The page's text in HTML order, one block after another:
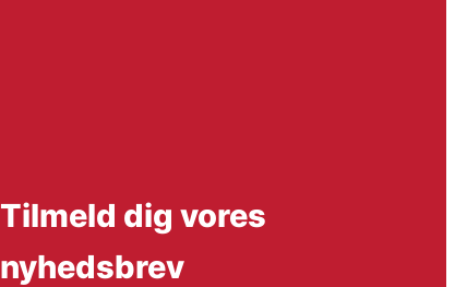
Tilmeld dig vores
nyhedsbrev